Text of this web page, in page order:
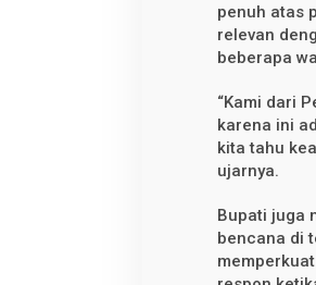
penuh atas
relevan
beberapa
“Kami dari
karena ini
kita tahu
ujarnya.
Bupati juga
bencana di